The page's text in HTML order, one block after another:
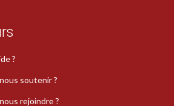
?
soutenir ?
rejoindre ?